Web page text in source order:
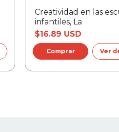
Creatividad en las
infantiles, La
$16.89 USD
Ver